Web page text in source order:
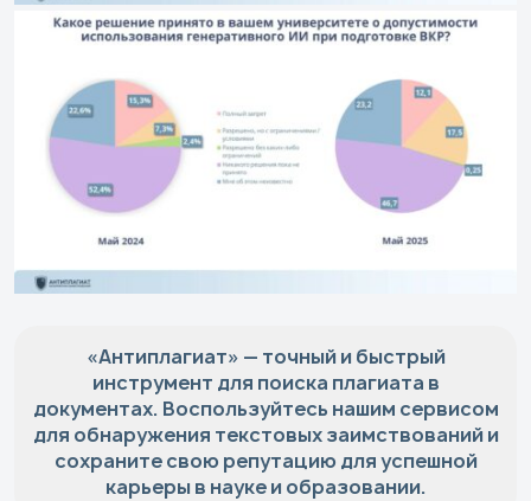
«Антиплагиат» — точный и быстрый
инструмент для поиска плагиата в
документах. Воспользуйтесь нашим сервисом
для обнаружения текстовых заимствований и
сохраните свою репутацию для успешной
карьеры в науке и образовании.